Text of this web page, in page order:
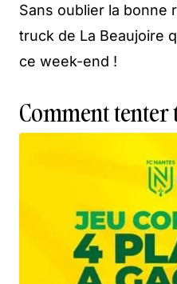
Sans oublier la bonne
truck de La Beaujoire
ce week-end !
Comment tenter